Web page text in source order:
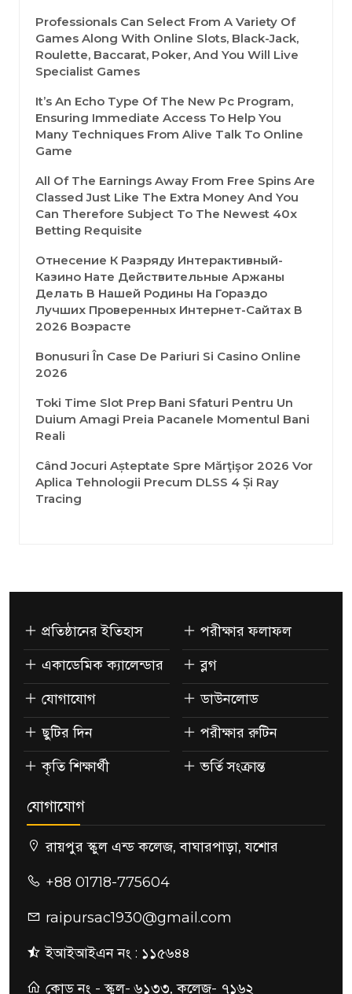
Professionals Can Select From A Variety Of
Games Along With Online Slots, Black-Jack,
Roulette, Baccarat, Poker, And You Will Live
Specialist Games
It’s An Echo Type Of The New Pc Program,
Ensuring Immediate Access To Help You
Many Techniques From Alive Talk To Online
Game
All Of The Earnings Away From Free Spins Are
Classed Just Like The Extra Money And You
Can Therefore Subject To The Newest 40x
Betting Requisite
Отнесение К Разряду Интерактивный-
Казино Нате Действительные Аржаны
Делать В Нашей Родины На Гораздо
Лучших Проверенных Интернет-Сайтах В
2026 Возрасте
Bonusuri În Case De Pariuri Si Casino Online
2026
Toki Time Slot Prep Bani Sfaturi Pentru Un
Duium Amagi Preia Pacanele Momentul Bani
Reali
Când Jocuri Așteptate Spre Mărţişor 2026 Vor
Aplica Tehnologii Precum DLSS 4 Și Ray
Tracing
প্রতিষ্ঠানের ইতিহাস
একাডেমিক ক্যালেন্ডার
যোগাযোগ
ছুটির দিন
কৃতি শিক্ষার্থী
পরীক্ষার ফলাফল
ব্লগ
ডাউনলোড
পরীক্ষার রুটিন
ভর্তি সংক্রান্ত
যোগাযোগ
রায়পুর স্কুল এন্ড কলেজ, বাঘারপাড়া, যশোর
+88 01718-775604
raipursac1930@gmail.com
ইআইআইএন নং : ১১৫৬৪৪
কোড নং - স্কুল- ৬১৩৩, কলেজ- ৭১৬২